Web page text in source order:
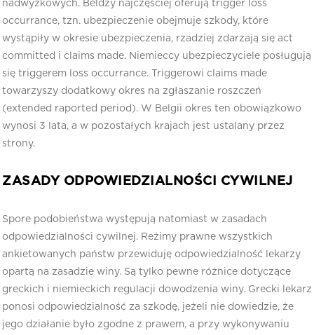
nadwyżkowych. Beldzy najczęściej oferują trigger loss
occurrance, tzn. ubezpieczenie obejmuje szkody, które
wystąpiły w okresie ubezpieczenia, rzadziej zdarzają się act
committed i claims made. Niemieccy ubezpieczyciele posługują
się triggerem loss occurrance. Triggerowi claims made
towarzyszy dodatkowy okres na zgłaszanie roszczeń
(extended raported period). W Belgii okres ten obowiązkowo
wynosi 3 lata, a w pozostałych krajach jest ustalany przez
strony.
ZASADY ODPOWIEDZIALNOŚCI CYWILNEJ
Spore podobieństwa występują natomiast w zasadach
odpowiedzialności cywilnej. Reżimy prawne wszystkich
ankietowanych państw przewiduję odpowiedzialność lekarzy
opartą na zasadzie winy. Są tylko pewne różnice dotyczące
greckich i niemieckich regulacji dowodzenia winy. Grecki lekarz
ponosi odpowiedzialność za szkodę, jeżeli nie dowiedzie, że
jego działanie było zgodne z prawem, a przy wykonywaniu